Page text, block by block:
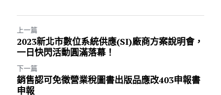
上一篇
2023新北市數位系統供應(SI)廠商方案說明會，
一日快閃活動圓滿落幕！
下一篇
銷售認可免徵營業稅圖書出版品應改403申報書
申報